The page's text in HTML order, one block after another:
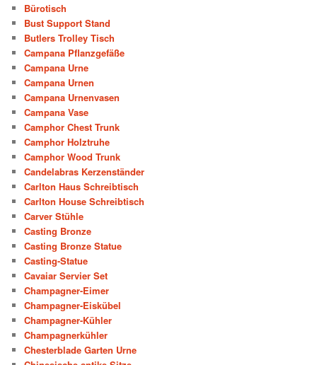
Bürotisch
Bust Support Stand
Butlers Trolley Tisch
Campana Pflanzgefäße
Campana Urne
Campana Urnen
Campana Urnenvasen
Campana Vase
Camphor Chest Trunk
Camphor Holztruhe
Camphor Wood Trunk
Candelabras Kerzenständer
Carlton Haus Schreibtisch
Carlton House Schreibtisch
Carver Stühle
Casting Bronze
Casting Bronze Statue
Casting-Statue
Cavaiar Servier Set
Champagner-Eimer
Champagner-Eiskübel
Champagner-Kühler
Champagnerkühler
Chesterblade Garten Urne